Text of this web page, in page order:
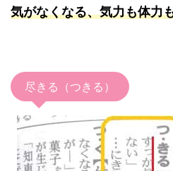
気がなくなる、気力も体力
尽きる（つきる）